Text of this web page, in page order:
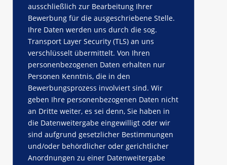
ausschließlich zur Bearbeitung Ihrer
Bewerbung für die ausgeschriebene Stelle.
Ihre Daten werden uns durch die sog.
Transport Layer Security (TLS) an uns
verschlüsselt übermittelt. Von Ihren
personenbezogenen Daten erhalten nur
Personen Kenntnis, die in den
Bewerbungsprozess involviert sind. Wir
geben Ihre personenbezogenen Daten nicht
an Dritte weiter, es sei denn, Sie haben in
die Datenweitergabe eingewilligt oder wir
sind aufgrund gesetzlicher Bestimmungen
und/oder behördlicher oder gerichtlicher
Anordnungen zu einer Datenweitergabe